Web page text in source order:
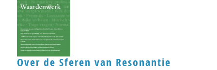
Frans Bieckmann
Desirée Bierlaagh
Gert Biesta
Over de Sferen van Resonantie